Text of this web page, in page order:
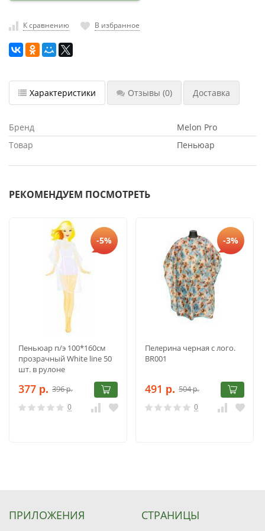
Хранение
инструмента
К сравнению В избранное
Характеристики Отзывы (0) Доставка
Бренд
Melon Pro
Товар
Пеньюар
РЕКОМЕНДУЕМ ПОСМОТРЕТЬ
-5%
Пеньюар п/э 100*160см
прозрачный White line 50
шт. в рулоне
377 р. 396р.
0
-3%
Пелерина черная с лого.
BR001
491 р. 504р.
0
ПРИЛОЖЕНИЯ СТРАНИЦЫ